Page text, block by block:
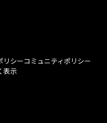
リシーコミュニティポリシー
表示